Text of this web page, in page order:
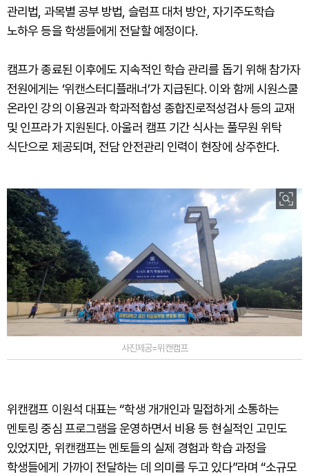
관리법, 과목별 공부 방법, 슬럼프 대처 방안, 자기주도학습
노하우 등을 학생들에게 전달할 예정이다.
캠프가 종료된 이후에도 지속적인 학습 관리를 돕기 위해 참가자
전원에게는 ‘위캔스터디플래너’가 지급된다. 이와 함께 시원스쿨
온라인 강의 이용권과 학과적합성 종합진로적성검사 등의 교재
및 인프라가 지원된다. 아울러 캠프 기간 식사는 풀무원 위탁
식단으로 제공되며, 전담 안전관리 인력이 현장에 상주한다.
사진제공=위캔캠프
위캔캠프 이원석 대표는 “학생 개개인과 밀접하게 소통하는
멘토링 중심 프로그램을 운영하면서 비용 등 현실적인 고민도
있었지만, 위캔캠프는 멘토들의 실제 경험과 학습 과정을
학생들에게 가까이 전달하는 데 의미를 두고 있다”라며 “소규모